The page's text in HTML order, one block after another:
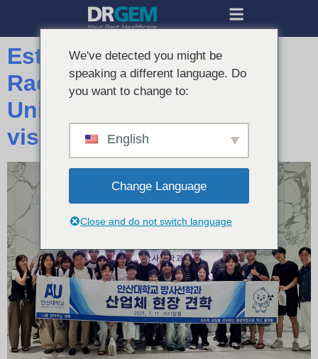
Estudiantes de Ciencias
Radiológicas de la
Universidad de Ansan
visitan la fábrica DRGEM
We've detected you might be
speaking a different language. Do
you want to change to:
English
Change Language
Close and do not switch language